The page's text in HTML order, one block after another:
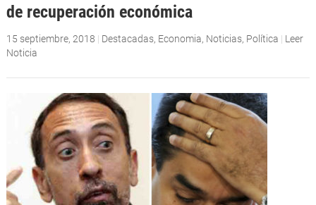
de recuperación económica
15 septiembre, 2018 | Destacadas, Economia, Noticias, Política | Leer
Noticia